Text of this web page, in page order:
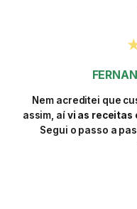
Nem acreditei que
assim, aívi as receitas
Segui o passo a